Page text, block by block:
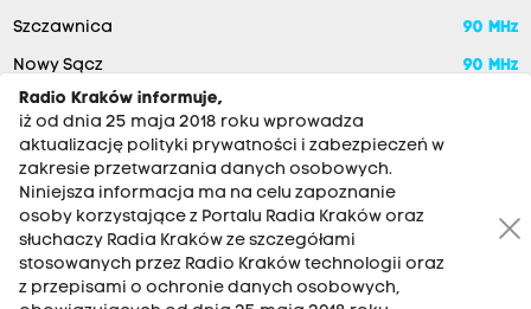
Szczawnica 90 MHz
Nowy Sącz 90 MHz
RADIO KRAKÓW SA. Aleja Juliusza Słowackiego 22, 30-007
Radio Kraków informuje,
iż od dnia 25 maja 2018 roku wprowadza
aktualizację polityki prywatności i zabezpieczeń w
zakresie przetwarzania danych osobowych.
Niniejsza informacja ma na celu zapoznanie
osoby korzystające z Portalu Radia Kraków oraz
słuchaczy Radia Kraków ze szczegółami
stosowanych przez Radio Kraków technologii oraz
z przepisami o ochronie danych osobowych,